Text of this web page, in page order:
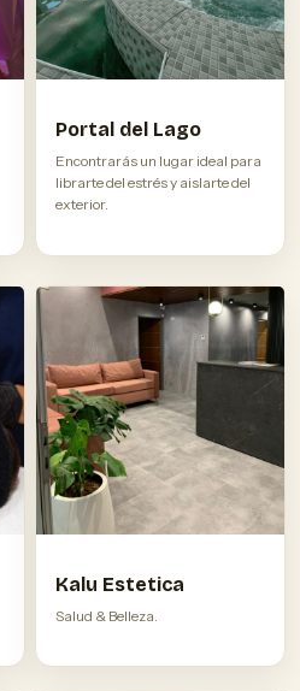
Portal del Lago
Encontrarás un lugar ideal para
librarte del estrés y aislarte del
exterior.
Kalu Estetica
Salud & Belleza.